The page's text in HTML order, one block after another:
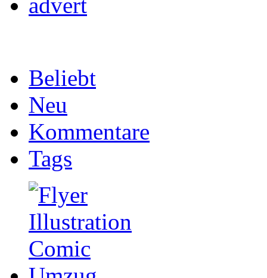
Beliebt
Neu
Kommentare
Tags